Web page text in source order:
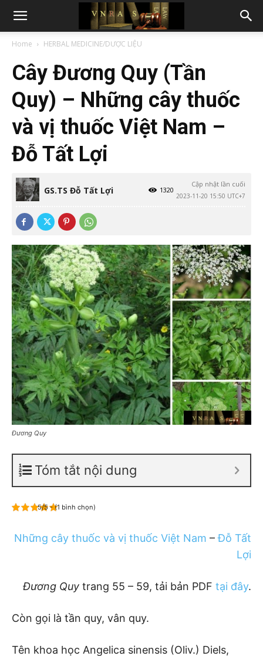
Home HERBAL MEDICINE/DƯỢC LIỆU
Cây Đương Quy (Tần
Quy) – Những cây thuốc
và vị thuốc Việt Nam –
Đỗ Tất Lợi
GS.TS Đỗ Tất Lợi
Cập nhật lần cuối
2023-11-20 15:50 UTC+7
1320
Đương Quy
Tóm tắt nội dung
5/5 - (1 bình chọn)
Những cây thuốc và vị thuốc Việt Nam –Đỗ Tất
Lợi
Đương Quy trang 55 – 59, tải bản PDF tại đây.
Còn gọi là tần quy, vân quy.
Tên khoa học Angelica sinensis (Oliv.) Diels,